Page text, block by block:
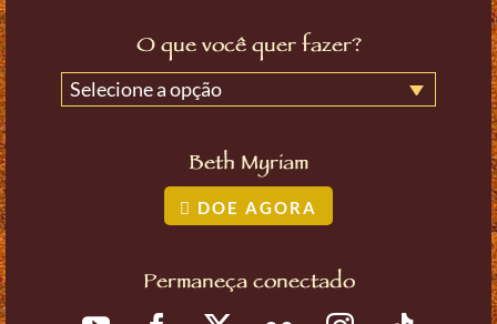
O que você quer fazer?
Selecione a opção
Beth Myriam
DOE AGORA
Permaneça conectado